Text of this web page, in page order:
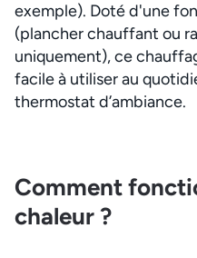
exemple). Doté d'une
(plancher chauffant ou
uniquement), ce
facile à utiliser au
thermostat d’ambiance.
Comment
chaleur ?